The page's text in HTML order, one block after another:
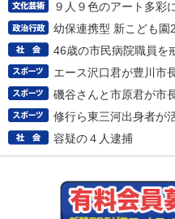
９人９色のアート多彩
幼保連携型 新こども園
46歳の市民病院職員を
エース沢口君が豊川市
磯谷さんと市原君が市
修行ら東三河出身者が
容疑の４人逮捕